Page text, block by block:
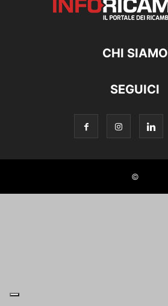
CHI SIAMO
SEGUICI
©